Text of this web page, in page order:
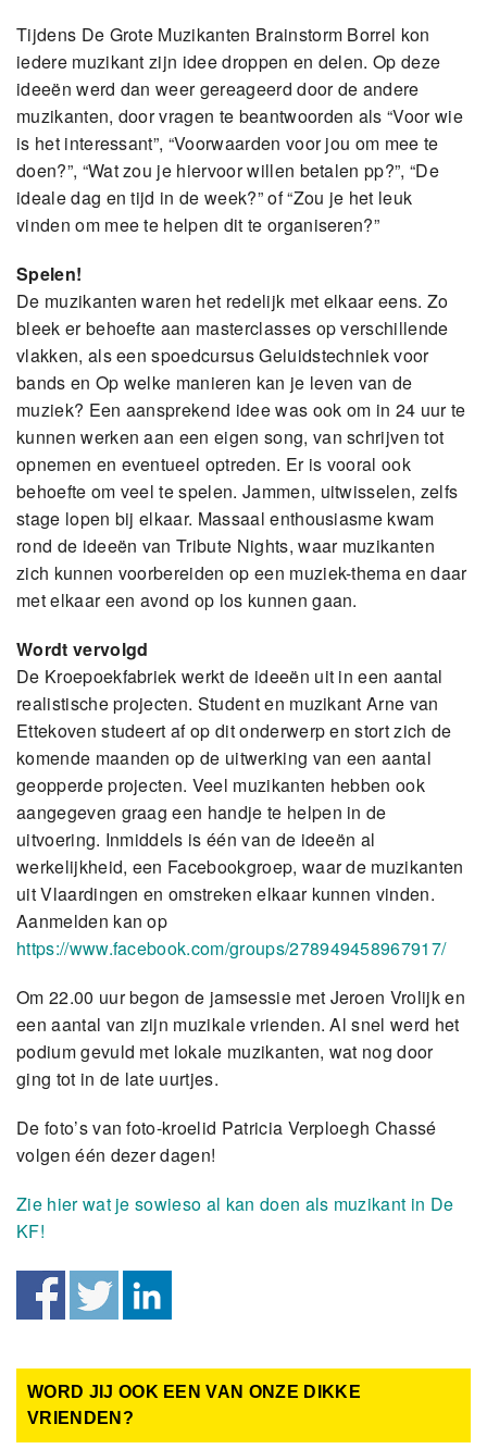
Tijdens De Grote Muzikanten Brainstorm Borrel kon
iedere muzikant zijn idee droppen en delen. Op deze
ideeën werd dan weer gereageerd door de andere
muzikanten, door vragen te beantwoorden als “Voor wie
is het interessant”, “Voorwaarden voor jou om mee te
doen?”, “Wat zou je hiervoor willen betalen pp?”, “De
ideale dag en tijd in de week?” of “Zou je het leuk
vinden om mee te helpen dit te organiseren?”
Spelen!
De muzikanten waren het redelijk met elkaar eens. Zo
bleek er behoefte aan masterclasses op verschillende
vlakken, als een spoedcursus Geluidstechniek voor
bands en Op welke manieren kan je leven van de
muziek? Een aansprekend idee was ook om in 24 uur te
kunnen werken aan een eigen song, van schrijven tot
opnemen en eventueel optreden. Er is vooral ook
behoefte om veel te spelen. Jammen, uitwisselen, zelfs
stage lopen bij elkaar. Massaal enthousiasme kwam
rond de ideeën van Tribute Nights, waar muzikanten
zich kunnen voorbereiden op een muziek-thema en daar
met elkaar een avond op los kunnen gaan.
Wordt vervolgd
De Kroepoekfabriek werkt de ideeën uit in een aantal
realistische projecten. Student en muzikant Arne van
Ettekoven studeert af op dit onderwerp en stort zich de
komende maanden op de uitwerking van een aantal
geopperde projecten. Veel muzikanten hebben ook
aangegeven graag een handje te helpen in de
uitvoering. Inmiddels is één van de ideeën al
werkelijkheid, een Facebookgroep, waar de muzikanten
uit Vlaardingen en omstreken elkaar kunnen vinden.
Aanmelden kan op
https://www.facebook.com/groups/278949458967917/
Om 22.00 uur begon de jamsessie met Jeroen Vrolijk en
een aantal van zijn muzikale vrienden. Al snel werd het
podium gevuld met lokale muzikanten, wat nog door
ging tot in de late uurtjes.
De foto’s van foto-kroelid Patricia Verploegh Chassé
volgen één dezer dagen!
Zie hier wat je sowieso al kan doen als muzikant in De
KF!
WORD JIJ OOK EEN VAN ONZE DIKKE
VRIENDEN?